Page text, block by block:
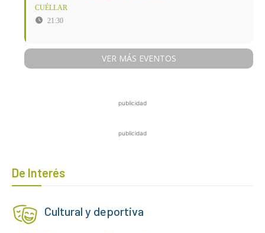
CUÉLLAR
21:30
VER MÁS EVENTOS
publicidad
publicidad
De Interés
Cultural y deportiva